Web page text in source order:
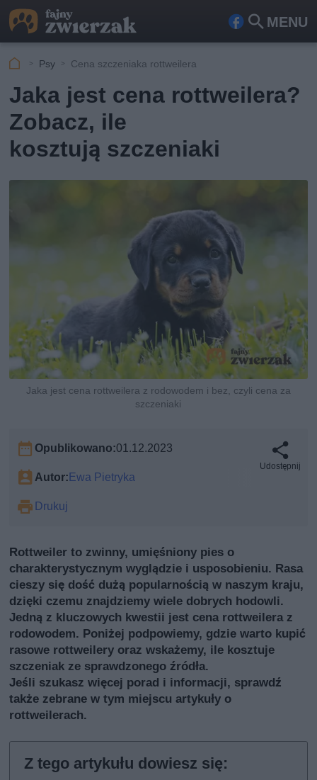
MENU
Fa Szu
Psy Cena szczeniaka rottweilera
Jaka jest cena rottweilera?
Zobacz, ile
kosztują szczeniaki
Jaka jest cena rottweilera z rodowodem i bez, czyli cena za
szczeniaki
Opublikowano:01.12.2023
Autor:Ewa Pietryka
Drukuj
Udostępnij
Rottweiler to zwinny, umięśniony pies o
charakterystycznym wyglądzie i usposobieniu. Rasa
cieszy się dość dużą popularnością w naszym kraju,
dzięki czemu znajdziemy wiele dobrych hodowli.
Jedną z kluczowych kwestii jest cena rottweilera z
rodowodem. Poniżej podpowiemy, gdzie warto kupić
rasowe rottweilery oraz wskażemy, ile kosztuje
szczeniak ze sprawdzonego źródła.
Jeśli szukasz więcej porad i informacji, sprawdź
także zebrane w tym miejscu artykuły o
rottweilerach.